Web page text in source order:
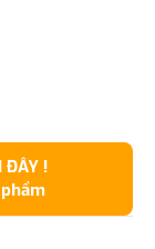
ĐÂY !